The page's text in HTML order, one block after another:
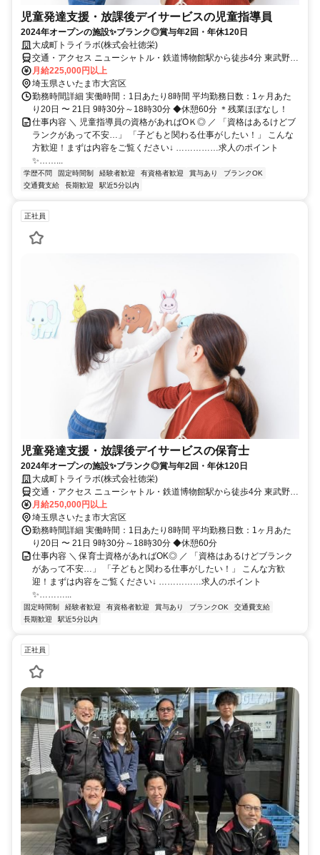
児童発達支援・放課後デイサービスの児童指導員
2024年オープンの施設✨ブランク◎賞与年2回・年休120日
大成町トライラボ(株式会社徳栄)
交通・アクセス ニューシャトル・鉄道博物館駅から徒歩4分 東武野田
線・北大宮駅から徒歩15分
月給225,000円以上
埼玉県さいたま市大宮区
勤務時間詳細 実働時間：1日あたり8時間 平均勤務日数：1ヶ月あた
り20日 〜 21日 9時30分～18時30分 ◆休憩60分 ＊残業ほぼなし！
仕事内容 ＼ 児童指導員の資格があればOＫ◎ ／ 「資格はあるけどブ
ランクがあって不安…」 「子どもと関わる仕事がしたい！」 こんな
方歓迎！まずは内容をご覧ください↓ ……………求人のポイント
✨……...
学歴不問 固定時間制 経験者歓迎 有資格者歓迎 賞与あり
ブランクOK
交通費支給
長期歓迎 駅近5分以内
正社員
児童発達支援・放課後デイサービスの保育士
2024年オープンの施設✨ブランク◎賞与年2回・年休120日
大成町トライラボ(株式会社徳栄)
交通・アクセス ニューシャトル・鉄道博物館駅から徒歩4分 東武野田
線・北大宮駅から徒歩15分
月給250,000円以上
埼玉県さいたま市大宮区
勤務時間詳細 実働時間：1日あたり8時間 平均勤務日数：1ヶ月あた
り20日 〜 21日 9時30分～18時30分 ◆休憩60分
仕事内容 ＼ 保育士資格があればOK◎ ／ 「資格はあるけどブランク
があって不安…」 「子どもと関わる仕事がしたい！」 こんな方歓
迎！まずは内容をご覧ください↓ ……………求人のポイント
✨………...
固定時間制 経験者歓迎 有資格者歓迎 賞与あり ブランクOK
交通費支給
長期歓迎
駅近5分以内
正社員